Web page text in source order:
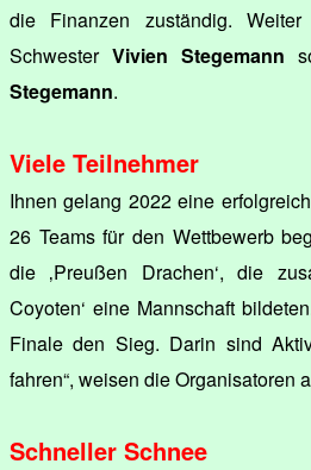
die Finanzen zuständig.
Schwester Vivien Stegemann
Stegemann.
Viele Teilnehmer
Ihnen gelang 2022 eine
26 Teams für den Wettbewerb
die ‚Preußen Drachen‘, die
Coyoten‘ eine Mannschaft
Finale den Sieg. Darin sind
fahren“, weisen die Organisatoren
Schneller Schnee